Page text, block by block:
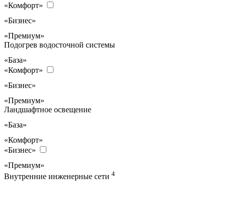
«Комфорт»
«Бизнес»
«Премиум»
Подогрев водосточной системы
«База»
«Комфорт»
«Бизнес»
«Премиум»
Ландшафтное освещение
«База»
«Комфорт»
«Бизнес»
«Премиум»
Внутренние инженерные сети 4